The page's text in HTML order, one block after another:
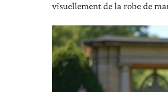
visuellement de la robe de